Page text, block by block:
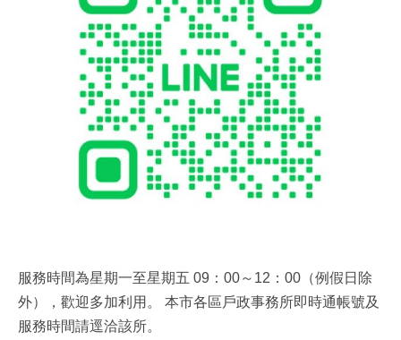
服務時間為星期一至星期五 09：00～12：00（例假日除
外），歡迎多加利用。 本市各區戶政事務所即時通帳號及
服務時間請逕洽該所。